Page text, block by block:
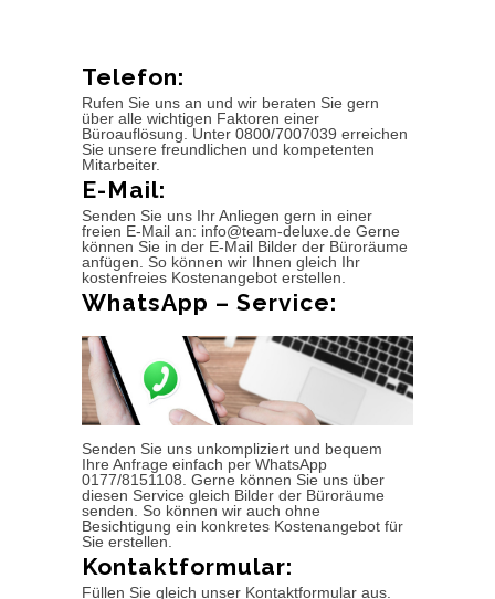
Telefon:
Rufen Sie uns an und wir beraten Sie gern
über alle wichtigen Faktoren einer
Büroauflösung. Unter 0800/7007039 erreichen
Sie unsere freundlichen und kompetenten
Mitarbeiter.
E-Mail:
Senden Sie uns Ihr Anliegen gern in einer
freien E-Mail an: info@team-deluxe.de Gerne
können Sie in der E-Mail Bilder der Büroräume
anfügen. So können wir Ihnen gleich Ihr
kostenfreies Kostenangebot erstellen.
WhatsApp – Service:
Senden Sie uns unkompliziert und bequem
Ihre Anfrage einfach per WhatsApp
0177/8151108. Gerne können Sie uns über
diesen Service gleich Bilder der Büroräume
senden. So können wir auch ohne
Besichtigung ein konkretes Kostenangebot für
Sie erstellen.
Kontaktformular:
Füllen Sie gleich unser Kontaktformular aus.